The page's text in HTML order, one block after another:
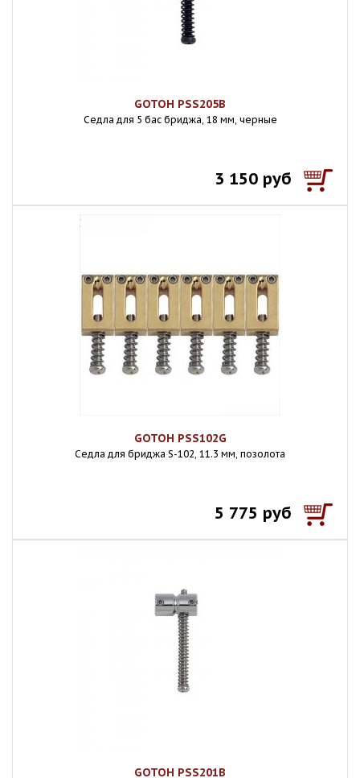
GOTOH PSS205B
Седла для 5 бас бриджа, 18 мм, черные
3 150 руб
GOTOH PSS102G
Седла для бриджа S-102, 11.3 мм, позолота
5 775 руб
GOTOH PSS201B